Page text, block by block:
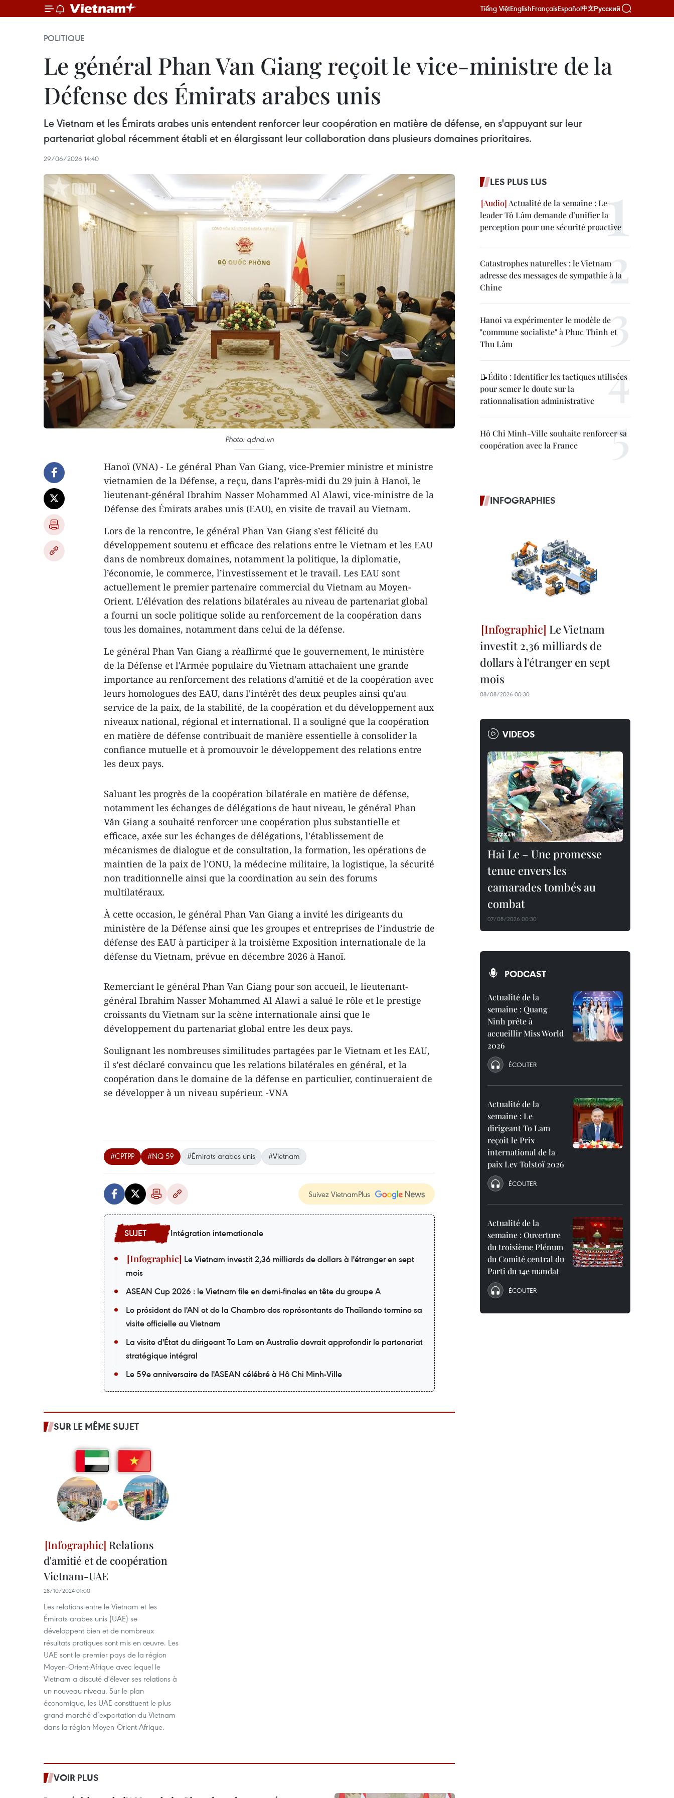
Tiếng ViệtEnglishFrançaisEspañol中文Русский
POLITIQUE
Le général Phan Van Giang reçoit le vice-ministre de la
Défense des Émirats arabes unis
Le Vietnam et les Émirats arabes unis entendent renforcer leur coopération en matière de défense, en s'appuyant sur leur
partenariat global récemment établi et en élargissant leur collaboration dans plusieurs domaines prioritaires.
29/06/2026 14:40
Photo: qdnd.vn
Hanoï (VNA) - Le général Phan Van Giang, vice-Premier ministre et ministre
vietnamien de la Défense, a reçu, dans l’après-midi du 29 juin à Hanoï, le
lieutenant-général Ibrahim Nasser Mohammed Al Alawi, vice-ministre de la
Défense des Émirats arabes unis (EAU), en visite de travail au Vietnam.
Lors de la rencontre, le général Phan Van Giang s’est félicité du
développement soutenu et efficace des relations entre le Vietnam et les EAU
dans de nombreux domaines, notamment la politique, la diplomatie,
l’économie, le commerce, l’investissement et le travail. Les EAU sont
actuellement le premier partenaire commercial du Vietnam au Moyen-
Orient. L'élévation des relations bilatérales au niveau de partenariat global
a fourni un socle politique solide au renforcement de la coopération dans
tous les domaines, notamment dans celui de la défense.
Le général Phan Van Giang a réaffirmé que le gouvernement, le ministère
de la Défense et l'Armée populaire du Vietnam attachaient une grande
importance au renforcement des relations d'amitié et de la coopération avec
leurs homologues des EAU, dans l'intérêt des deux peuples ainsi qu'au
service de la paix, de la stabilité, de la coopération et du développement aux
niveaux national, régional et international. Il a souligné que la coopération
en matière de défense contribuait de manière essentielle à consolider la
confiance mutuelle et à promouvoir le développement des relations entre
les deux pays.
Saluant les progrès de la coopération bilatérale en matière de défense,
notamment les échanges de délégations de haut niveau, le général Phan
Văn Giang a souhaité renforcer une coopération plus substantielle et
efficace, axée sur les échanges de délégations, l'établissement de
mécanismes de dialogue et de consultation, la formation, les opérations de
maintien de la paix de l'ONU, la médecine militaire, la logistique, la sécurité
non traditionnelle ainsi que la coordination au sein des forums
multilatéraux.
À cette occasion, le général Phan Van Giang a invité les dirigeants du
ministère de la Défense ainsi que les groupes et entreprises de l’industrie de
défense des EAU à participer à la troisième Exposition internationale de la
défense du Vietnam, prévue en décembre 2026 à Hanoï.
Remerciant le général Phan Van Giang pour son accueil, le lieutenant-
général Ibrahim Nasser Mohammed Al Alawi a salué le rôle et le prestige
croissants du Vietnam sur la scène internationale ainsi que le
développement du partenariat global entre les deux pays.
Soulignant les nombreuses similitudes partagées par le Vietnam et les EAU,
il s’est déclaré convaincu que les relations bilatérales en général, et la
coopération dans le domaine de la défense en particulier, continueraient de
se développer à un niveau supérieur. -VNA
#CPTPP #NQ 59 #Émirats arabes unis #Vietnam
Suivez VietnamPlus
Intégration internationale
Le Vietnam investit 2,36 milliards de dollars à l'étranger en sept
mois
ASEAN Cup 2026 : le Vietnam file en demi-finales en tête du groupe A
Le président de l'AN et de la Chambre des représentants de Thaïlande termine sa
visite officielle au Vietnam
La visite d'État du dirigeant To Lam en Australie devrait approfondir le partenariat
stratégique intégral
Le 59e anniversaire de l'ASEAN célébré à Hô Chi Minh-Ville
SUR LE MÊME SUJET
Relations
d'amitié et de coopération
Vietnam-UAE
28/10/2024 01:00
Les relations entre le Vietnam et les
Émirats arabes unis (UAE) se
développent bien et de nombreux
résultats pratiques sont mis en œuvre. Les
UAE sont le premier pays de la région
Moyen-Orient-Afrique avec lequel le
Vietnam a discuté d'élever ses relations à
un nouveau niveau. Sur le plan
économique, les UAE constituent le plus
grand marché d’exportation du Vietnam
dans la région Moyen-Orient-Afrique.
VOIR PLUS
LES PLUS LUS
Actualité de la semaine : Le
leader Tô Lâm demande d’unifier la
perception pour une sécurité proactive
Catastrophes naturelles : le Vietnam
adresse des messages de sympathie à la
Chine
Hanoi va expérimenter le modèle de
"commune socialiste" à Phuc Thinh et
Thu Lâm
📝Édito : Identifier les tactiques utilisées
pour semer le doute sur la
rationnalisation administrative
Hô Chi Minh-Ville souhaite renforcer sa
coopération avec la France
INFOGRAPHIES
Le Vietnam
investit 2,36 milliards de
dollars à l'étranger en sept
mois
08/08/2026 00:30
VIDEOS
Hai Le – Une promesse
tenue envers les
camarades tombés au
combat
07/08/2026 00:30
PODCAST
Actualité de la
semaine : Quang
Ninh prête à
accueillir Miss World
2026
ÉCOUTER
Actualité de la
semaine : Le
dirigeant To Lam
reçoit le Prix
international de la
paix Lev Tolstoï 2026
ÉCOUTER
Actualité de la
semaine : Ouverture
du troisième Plénum
du Comité central du
Parti du 14e mandat
ÉCOUTER